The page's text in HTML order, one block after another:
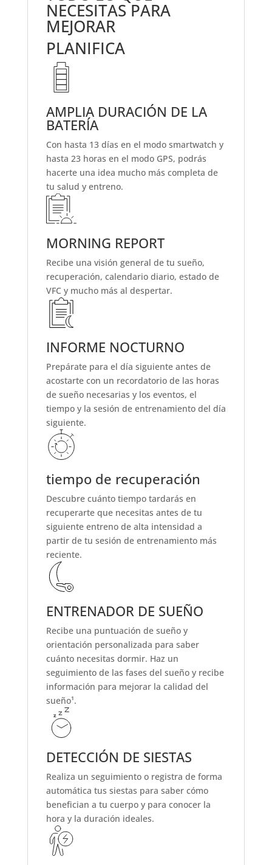
NECESITAS PARA
MEJORAR
PLANIFICA
AMPLIA DURACIÓN DE LA
BATERÍA
Con hasta 13 días en el modo smartwatch y
hasta 23 horas en el modo GPS, podrás
hacerte una idea mucho más completa de
tu salud y entreno.
MORNING REPORT
Recibe una visión general de tu sueño,
recuperación, calendario diario, estado de
VFC y mucho más al despertar.
INFORME NOCTURNO
Prepárate para el día siguiente antes de
acostarte con un recordatorio de las horas
de sueño necesarias y los eventos, el
tiempo y la sesión de entrenamiento del día
siguiente.
tiempo de recuperación
Descubre cuánto tiempo tardarás en
recuperarte que necesitas antes de tu
siguiente entreno de alta intensidad a
partir de tu sesión de entrenamiento más
reciente.
ENTRENADOR DE SUEÑO
Recibe una puntuación de sueño y
orientación personalizada para saber
cuánto necesitas dormir. Haz un
seguimiento de las fases del sueño y recibe
información para mejorar la calidad del
sueño¹.
DETECCIÓN DE SIESTAS
Realiza un seguimiento o registra de forma
automática tus siestas para saber cómo
benefician a tu cuerpo y para conocer la
hora y la duración ideales.